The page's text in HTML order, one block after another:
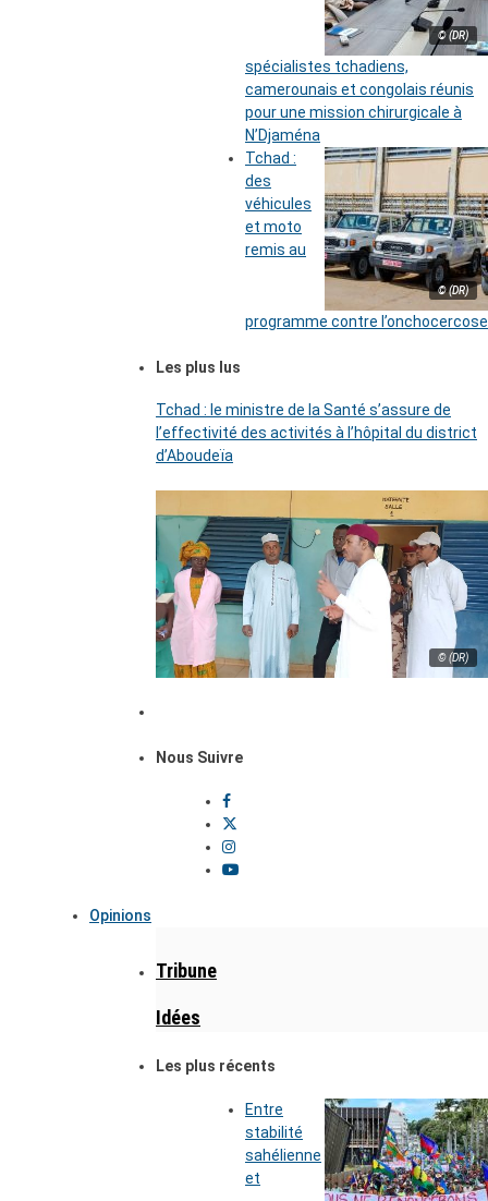
© (DR)
spécialistes tchadiens,
camerounais et congolais réunis
pour une mission chirurgicale à
N’Djaména
© (DR)
Tchad :
des
véhicules
et moto
remis au
programme contre l’onchocercose
Les plus lus
Tchad : le ministre de la Santé s’assure de
l’effectivité des activités à l’hôpital du district
d’Aboudeïa
© (DR)
Nous Suivre
Opinions
Tribune
Idées
Les plus récents
Entre
stabilité
sahélienne
et